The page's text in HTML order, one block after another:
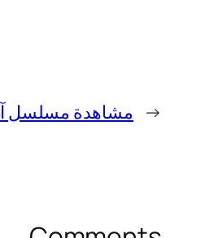
← مشاهدة مسلسل آسر الحلقة 6